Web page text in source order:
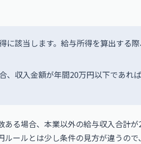
に該当します。給与所得を算出する
、収入金額が年間20万円以下であれ
る場合、本業以外の給与収入合計が
ールとは少し条件の見方が違うの